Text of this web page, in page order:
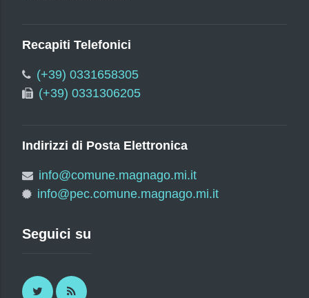
Recapiti Telefonici
(+39) 0331658305
(+39) 0331306205
Indirizzi di Posta Elettronica
info@comune.magnago.mi.it
info@pec.comune.magnago.mi.it
Seguici su
Twitter RSS